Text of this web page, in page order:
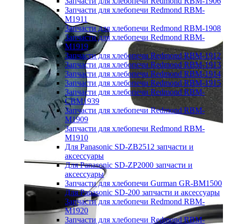
Запчасти для хлебопечи Redmond RBM-
M1911
Запчасти для хлебопечи Redmond RBM-1908
Запчасти для хлебопечи Redmond RBM-
M1919
Запчасти для хлебопечи Redmond RBM-1912
Запчасти для хлебопечи Redmond RBM-1913
Запчасти для хлебопечи Redmond RBM-1914
Запчасти для хлебопечи Redmond RBM-1915
Запчасти для хлебопечи Redmond RBM-
CBM1939
Запчасти для хлебопечи Redmond RBM-
M1909
Запчасти для хлебопечи Redmond RBM-
M1910
Для Panasonic SD-ZB2512 запчасти и
аксессуары
Для Panasonic SD-ZP2000 запчасти и
аксессуары
Запчасти для хлебопечи Gurman GR-BM1500
Для Panasonic SD-200 запчасти и аксессуары
Запчасти для хлебопечи Redmond RBM-
M1920
Запчасти для хлебопечи Redmond RBM-